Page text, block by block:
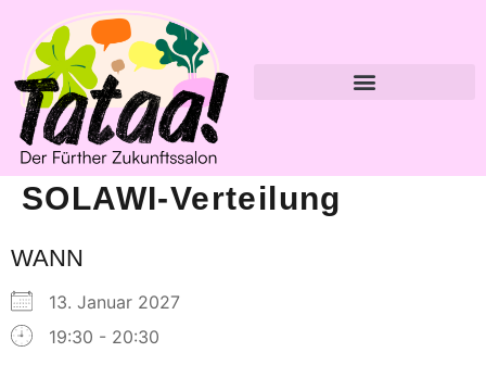
SOLAWI-Verteilung
WANN
13. Januar 2027
19:30 - 20:30